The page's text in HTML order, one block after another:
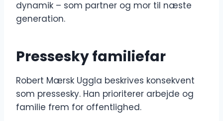
dynamik – som partner og mor til næste
generation.
Pressesky familiefar
Robert Mærsk Uggla beskrives konsekvent
som pressesky. Han prioriterer arbejde og
familie frem for offentlighed.